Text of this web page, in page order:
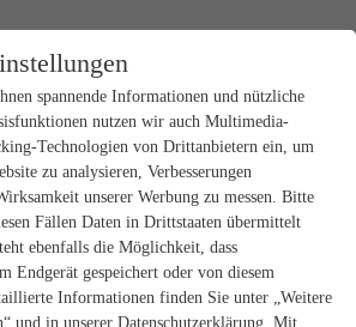
und Parkettklebstoffe
spannende Informationen und nützliche
nutzen wir auch Multimedia-
Technologien von Drittanbietern ein, um
zu analysieren, Verbesserungen
unserer Werbung zu messen. Bitte
Fällen Daten in Drittstaaten übermittelt
ebenfalls die Möglichkeit, dass
Endgerät gespeichert oder von diesem
Informationen finden Sie unter „Weitere
und in unserer Datenschutzerklärung. Mit